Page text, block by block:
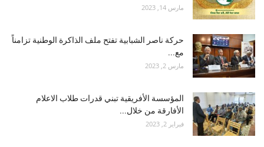
مارس 14, 2023
حركة ناصر الشبابية تفتح ملف الذاكرة الوطنية تزامناً
مع...
مارس 2, 2023
المؤسسة الأفريقية تبني قدرات طلاب الاعلام
الأفارقة من خلال...
فبراير 2, 2023